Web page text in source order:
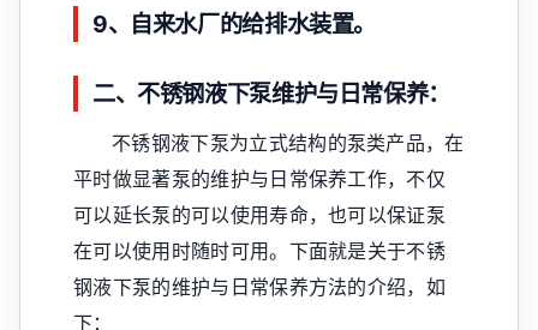
9、自来水厂的给排水装置。
二、不锈钢液下泵维护与日常保养：
不锈钢液下泵为立式结构的泵类产品，在
平时做显著泵的维护与日常保养工作，不仅
可以延长泵的可以使用寿命，也可以保证泵
在可以使用时随时可用。下面就是关于不锈
钢液下泵的维护与日常保养方法的介绍，如
下：